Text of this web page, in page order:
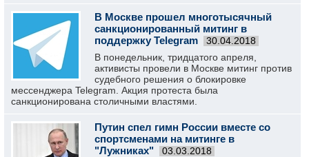
В Москве прошел многотысячный
санкционированный митинг в
поддержку Telegram
30.04.2018
В понедельник, тридцатого апреля,
активисты провели в Москве митинг против
судебного решения о блокировке
мессенджера Telegram. Акция протеста была
санкционирована столичными властями.
Путин спел гимн России вместе со
спортсменами на митинге в
"Лужниках"
03.03.2018